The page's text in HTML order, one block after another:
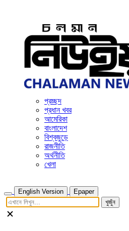
প্রচ্ছদ
প্রধান খবর
আমেরিকা
বাংলাদেশ
বিশ্বজুড়ে
রাজনীতি
অর্থনীতি
খেলা
English Version
Epaper
খুজুঁন